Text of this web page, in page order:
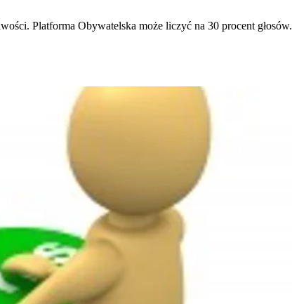
Platforma Obywatelska może liczyć na 30 procent głosów.